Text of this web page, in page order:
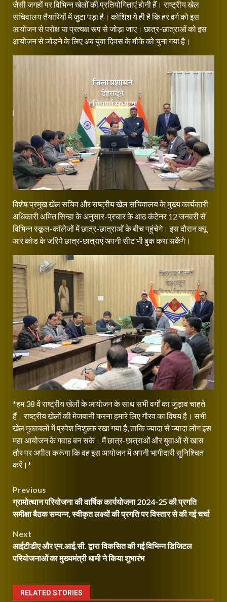
जैसी जगहों पर विभिन्न खेलोें की प्रतियोगिताएं होनी हैं। राष्ट्रीय खेल
सचिवालय तैयारियों में जुटा पड़ा है। कोशिश ये ही है कि हर वर्ग को इस
आयोजन से परोक्ष या प्रत्यक्ष रूप से जोड़ा जाए। छात्र-छात्राओं को इस
आयोजन से जोड़ने के लिए अब युवा दिवस के मौके को चुना गया है।
विशेष प्रमुख खेल सचिव और राष्ट्रीय खेल सचिवालय के मुख्य कार्यकारी
अधिकारी अमित सिन्हा के अनुसार-प्रचार के आठ कंटेनर 12 जनवरी से
विभिन्न स्कूल-काॅलेजों में छात्र-छात्राओं के बीच पहुंचेगे। इस दौरान क्यू
आर कोड के जरिये छात्र-छात्राएं अपनी सीट भी बुक करा सकेंगे।
*हम 38 वें राष्ट्रीय खेलों के आयोजन के साथ सभी वर्गों का जुड़ाव चाहते
हैं। राष्ट्रीय खेलों की मेजबानी करना हमारे लिए गौरव का विषय है। सभी
खेल मुकाबलों में प्रवेश निशुल्क रखा गया है, ताकि ज्यादा से ज्यादा लोग इस
महा आयोजन के गवाह बन सके। मैं छात्र-छात्राओं और युवाओं से खास
तौर पर अपील करूंगा कि वह इस आयोजन में अपनी भागीदारी सुनिश्चित
करें।*
Post
navigation
Previous
ग्रामोत्थान परियोजना की वार्षिक कार्ययोजना 2024-25 की प्रगति
समीक्षा बैठक सम्पन्न, स्वीकृत लक्ष्यों की प्रगति पर विस्तार से की गई चर्चा
Next
आईटीडीए और एन.आई.सी. द्वारा विकसित की गई विभिन्न डिजिटल
परियोजनाओं का मुख्यमंत्री धामी ने किया शुभारंभ
RELATED STORIES